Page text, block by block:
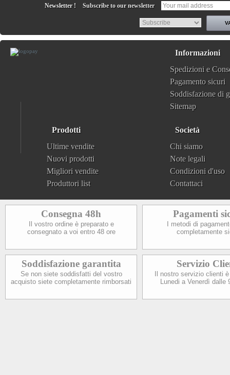
Newsletter ! Subscribe to our newsletter
Informazioni
Spedizioni e
Pagamento sicuri
Soddisfazione di
Sitemap
Prodotti
Ultime vendite
Nuovi prodotti
Migliori vendite
Produttori list
Società
Chi siamo
Note legali
Condizioni d'uso
Contattaci
Consegna 48h
Il vostro ordine è preparato e
consegnato a voi entro 48 ore
Pagamenti
I metodi di
completamente
Soddisfazione garantita
Se non siete soddisfatti del vostro
acquisto siete completamente rimborsati
Servizio
Il nostro servizio clienti
Lunedi a Venerdì dalle